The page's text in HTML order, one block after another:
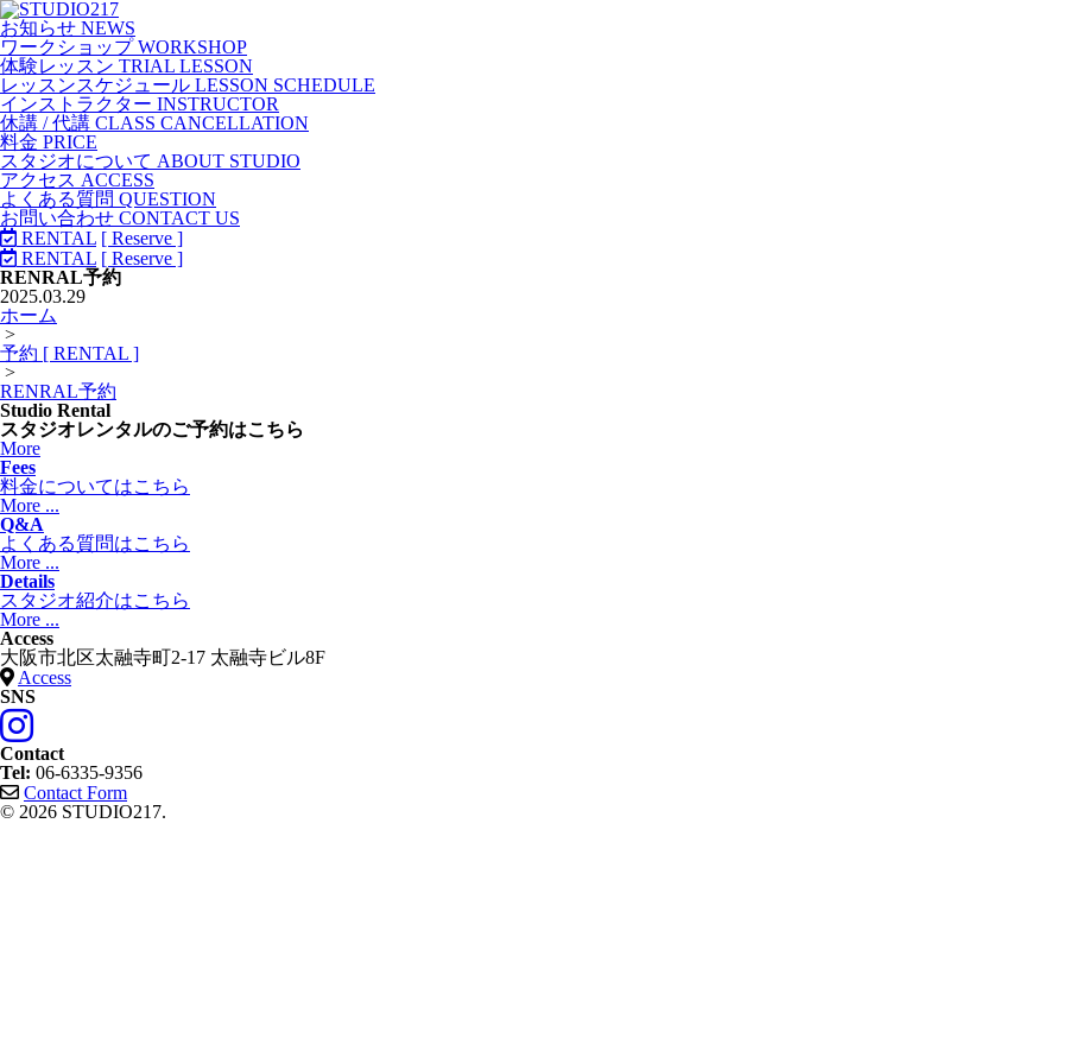
お知らせ NEWS
ワークショップ WORKSHOP
体験レッスン TRIAL LESSON
レッスンスケジュール LESSON SCHEDULE
インストラクター INSTRUCTOR
休講 / 代講 CLASS CANCELLATION
料金 PRICE
スタジオについて ABOUT STUDIO
アクセス ACCESS
よくある質問 QUESTION
お問い合わせ CONTACT US
RENTAL [ Reserve ]
RENTAL [ Reserve ]
RENRAL予約
2025.03.29
ホーム
>
予約 [ RENTAL ]
>
RENRAL予約
Studio Rental
スタジオレンタルのご予約はこちら
More
Fees
料金についてはこちら
More ...
Q&A
よくある質問はこちら
More ...
Details
スタジオ紹介はこちら
More ...
Access
大阪市北区太融寺町2-17 太融寺ビル8F
Access
SNS
Contact
Tel: 06-6335-9356
Contact Form
© 2026 STUDIO217.